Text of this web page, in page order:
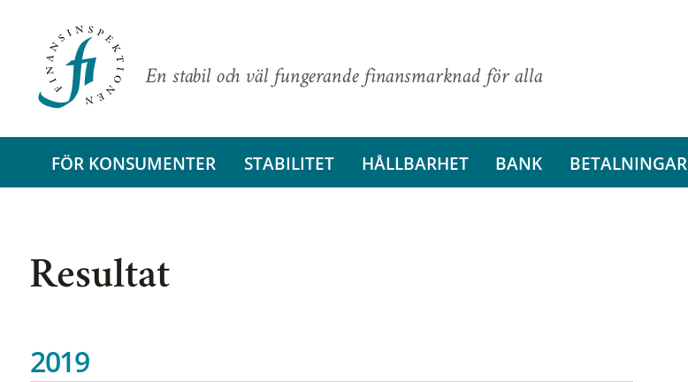
En stabil och väl fungerande finansmarknad för alla
FÖR KONSUMENTER STABILITET HÅLLBARHET BANK BETALNINGAR
Resultat
2019